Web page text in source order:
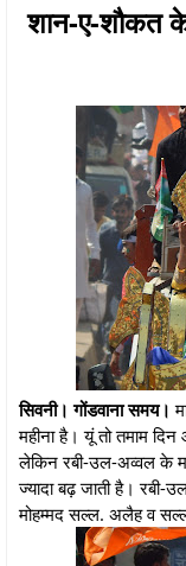
शान-ए-शौकत
सिवनी। गोंडवाना समय।
महीना है। यूं तो तमाम
लेकिन रबी-उल-अव्वल के
ज्यादा बढ़ जाती है।
मोहम्मद सल्ल. अलैह व